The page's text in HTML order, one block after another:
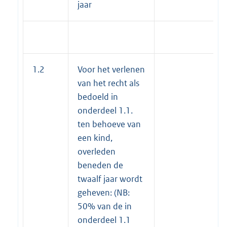
jaar
1.2
Voor het verlenen
van het recht als
bedoeld in
onderdeel 1.1.
ten behoeve van
een kind,
overleden
beneden de
twaalf jaar wordt
geheven: (NB:
50% van de in
onderdeel 1.1